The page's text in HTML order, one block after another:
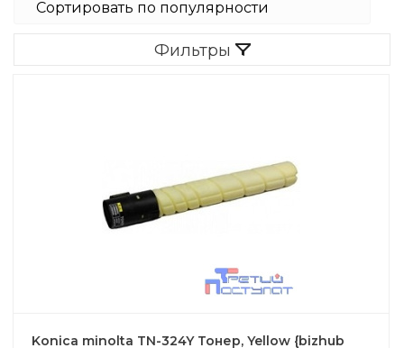
Фильтры
Konica minolta TN-324Y Тонер, Yellow {bizhub